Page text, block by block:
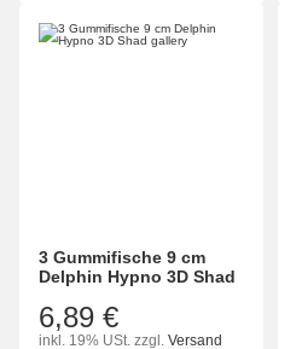
3 Gummifische 9 cm
Delphin Hypno 3D Shad
6,89 €
inkl. 19% USt. zzgl. Versand